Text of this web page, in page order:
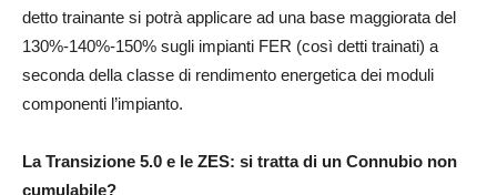
detto trainante si potrà applicare ad una base maggiorata del
130%-140%-150% sugli impianti FER (così detti trainati) a
seconda della classe di rendimento energetica dei moduli
componenti l’impianto.
La Transizione 5.0 e le ZES: si tratta di un Connubio non
cumulabile?